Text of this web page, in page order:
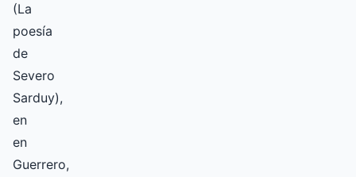
(La
poesía
de
Severo
Sarduy),
en
en
Guerrero,